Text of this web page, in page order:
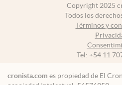
Copyright 2025
Todos los
Términos y
Tel: +54 11
cronista.com es propiedad de El